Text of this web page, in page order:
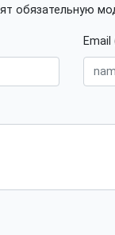
обязательную